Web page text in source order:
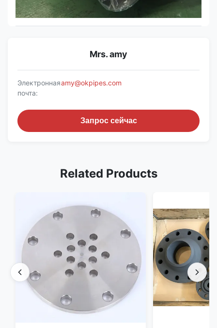
Mrs. amy
Электронная
почта:
amy@okpipes.com
Запрос сейчас
Related Products